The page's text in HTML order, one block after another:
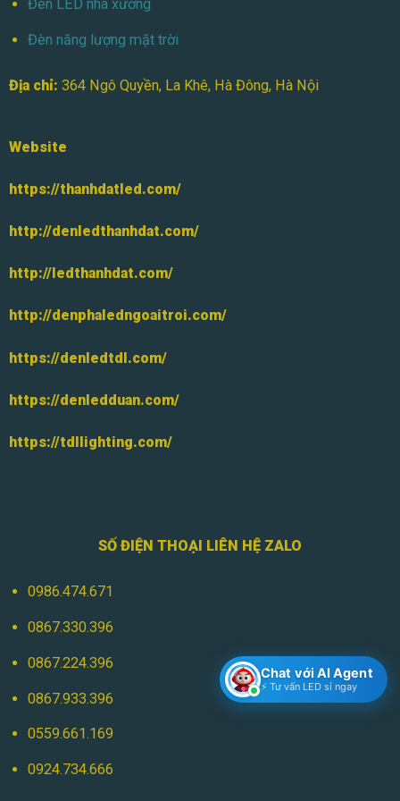
Đèn LED nhà xưởng
Đèn năng lượng mặt trời
Địa chỉ: 364 Ngô Quyền, La Khê, Hà Đông, Hà Nội
Website
https://thanhdatled.com/
http://denledthanhdat.com/
http://ledthanhdat.com/
http://denphaledngoaitroi.com/
https://denledtdl.com/
https://denledduan.com/
https://tdllighting.com/
SỐ ĐIỆN THOẠI LIÊN HỆ ZALO
0986.474.671
0867.330.396
0867.224.396
0867.933.396
0559.661.169
0924.734.666
Chat với AI Agent
⚡ Tư vấn LED sỉ ngay